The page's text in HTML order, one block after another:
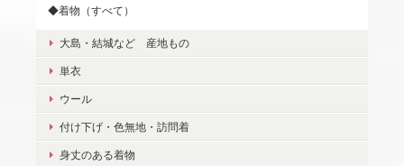
◆着物（すべて）
大島・結城など 産地もの
単衣
ウール
付け下げ・色無地・訪問着
身丈のある着物